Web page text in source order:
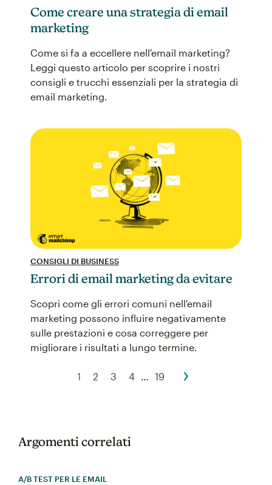
Come creare una strategia di email
marketing
Come si fa a eccellere nell'email marketing?
Leggi questo articolo per scoprire i nostri
consigli e trucchi essenziali per la strategia di
email marketing.
CONSIGLI DI BUSINESS
Errori di email marketing da evitare
Scopri come gli errori comuni nell'email
marketing possono influire negativamente
sulle prestazioni e cosa correggere per
migliorare i risultati a lungo termine.
1 2 3 4 19
Argomenti correlati
A/B TEST PER LE EMAIL